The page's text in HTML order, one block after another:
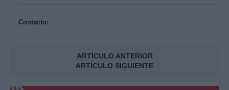
Contacto:
ARTÍCULO ANTERIOR
ARTÍCULO SIGUIENTE